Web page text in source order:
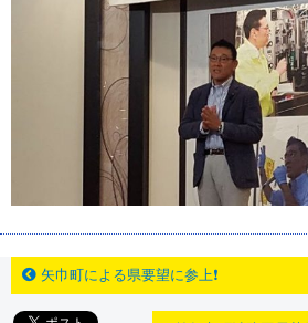
矢巾町による県要望に参上❗